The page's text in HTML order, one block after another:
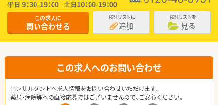
この求人に
問い合わせる
検討リストに
追加
検討リストを
見る
この求人へのお問い合わせ
コンサルタントへ求人情報をお問い合わせいただけます。
薬局・病院等への直接応募ではございませんので、ご安心ください。